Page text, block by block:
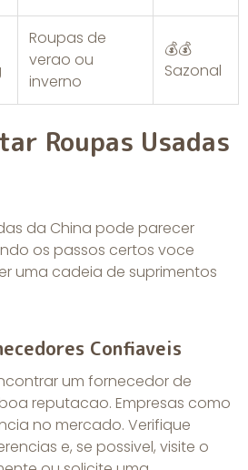
Roupas de
verao ou
inverno
💰💰
Sazonal
Roupas Usadas
da China pode parecer
os passos certos voce
uma cadeia de suprimentos
Confiaveis
um fornecedor de
reputacao. Empresas como
no mercado. Verifique
e, se possivel, visite o